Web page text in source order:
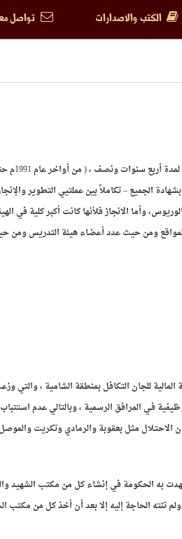
الكتب والاصدارات تواصل
وقد تمثلت هذه البصمة في عمادته
الجميع – تكاملاً بين عملتيي التطوير
وأما الانجاز فلأنها كانت أكبر كلية في
ومن حيث عدد أعضاء هيئة التدريس ومن
للجان التكافل بمنطقة الشامية ، والتي
فـي المرافق الرسمية ، وبالتالي عدم
الاحتـلال مثل بعقوبة والرمادي وتكريت
به الحكومة في إنشاء كل من مكتب الشهيد
تنته الحاجة إليه إلا بعد أن أخذ كل من مكتب